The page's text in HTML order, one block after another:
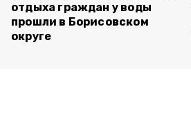
отдыха граждан у воды
прошли в Борисовском
округе